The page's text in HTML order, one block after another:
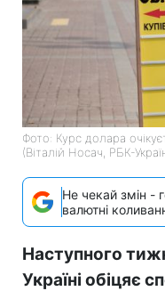
Фото: Курс долара
(Віталій Носач, РБК-
Не чекай змін -
валютні
Наступного
Україні обіцяє